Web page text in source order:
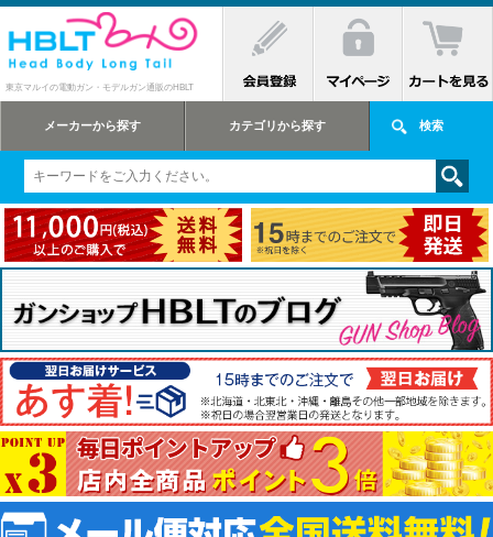
東京マルイの電動ガン・モデルガン通販のHBLT
メーカーから探す カテゴリから探す 検索